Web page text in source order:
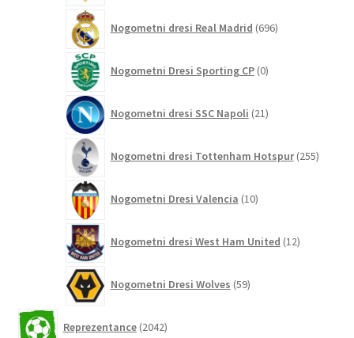
Nogometni dresi Real Madrid 696izdelkov
Nogometni Dresi Sporting CP 0izdelkov
Nogometni dresi SSC Napoli 21izdelkov
Nogometni dresi Tottenham Hotspur 255
Nogometni Dresi Valencia 10izdelkov
Nogometni dresi West Ham United 12izdelkov
Nogometni Dresi Wolves 59izdelkov
Reprezentance 2042izdelkov